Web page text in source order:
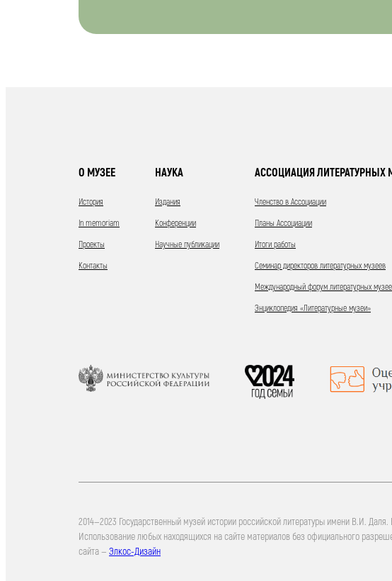
О МУЗЕЕ
История
In memoriam
Проекты
Контакты
НАУКА
Издания
Конференции
Научные публикации
АССОЦИАЦИЯ ЛИТЕРАТУРНЫХ
Членство в Ассоциации
Планы Ассоциации
Итоги работы
Семинар директоров литературных музеев
Международный форум литературных
Энциклопедия «Литературные музеи»
2014—2023 Государственный музей истории российской литературы имени В.И.
Использование любых находящихся на сайте материалов без официального
сайта — Элкос-Дизайн